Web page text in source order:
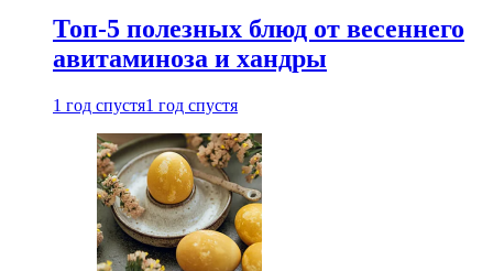
Топ-5 полезных блюд от весеннего
авитаминоза и хандры
1 год спустя1 год спустя